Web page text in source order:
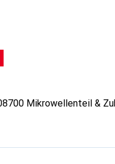
Mikrowellenteil &